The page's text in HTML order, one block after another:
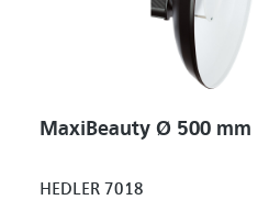
MaxiBeauty Ø 500 mm
HEDLER 7018